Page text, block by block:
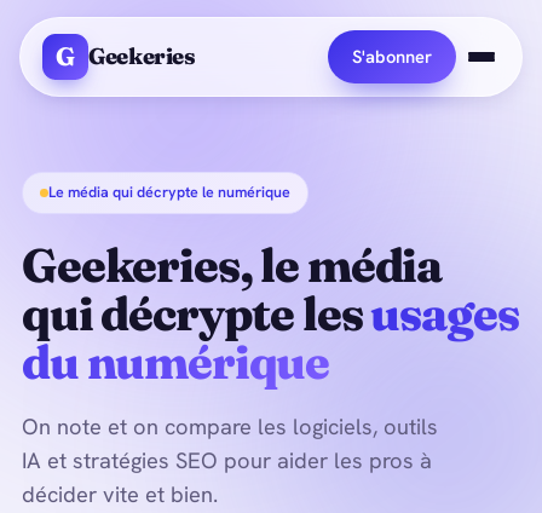
G Geekeries S'abonner
Le média qui décrypte le numérique
Geekeries, le média
qui décrypte lesusages
du numérique
On note et on compare les logiciels, outils
IA et stratégies SEO pour aider les pros à
décider vite et bien.